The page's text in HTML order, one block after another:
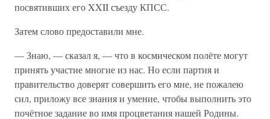
посвятивших его XXII съезду КПСС.
Затем слово предоставили мне.
— Знаю, — сказал я, — что в космическом полёте могут
принять участие многие из нас. Но если партия и
правительство доверят совершить его мне, не пожалею
сил, приложу все знания и умение, чтобы выполнить это
почётное задание во имя процветания нашей Родины.